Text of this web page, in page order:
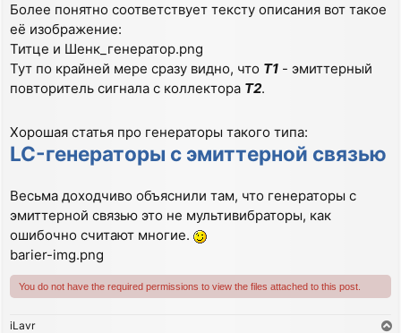
Более понятно соответствует тексту описания вот такое
её изображение:
Титце и Шенк_генератор.png
Тут по крайней мере сразу видно, что Т1 - эмиттерный
повторитель сигнала с коллектора Т2.
Хорошая статья про генераторы такого типа:
LC-генераторы с эмиттерной связью
Весьма доходчиво объяснили там, что генераторы с
эмиттерной связью это не мультивибраторы, как
ошибочно считают многие.
barier-img.png
You do not have the required permissions to view the files attached to this post.
iLavr